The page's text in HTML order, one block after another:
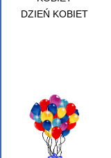
DZIEŃ KOBIET